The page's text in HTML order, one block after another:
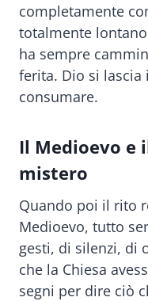
completamente
totalmente
ha sempre
ferita. Dio si lascia
consumare.
Il Medioevo e
mistero
Quando poi il rito
Medioevo, tutto
gesti, di silenzi, di
che la Chiesa
segni per dire ciò